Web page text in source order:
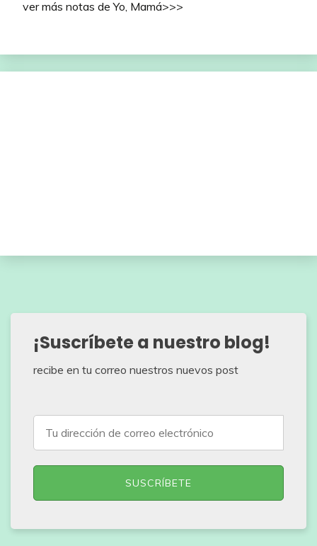
ver más notas de Yo, Mamá>>>
¡Suscríbete a nuestro blog!
recibe en tu correo nuestros nuevos post